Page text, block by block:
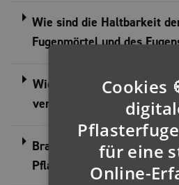
Wie sind die Haltbarkeit
Fugenmörtel und des
Wie kommt es zu
verschlossen EASY Beutel?
Braucht man handwerkliche
Pflasterfugenmörtel zu
Cookies
für eine
Online-